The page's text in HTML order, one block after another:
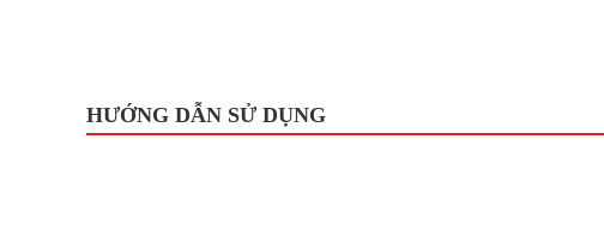
HƯỚNG DẪN SỬ DỤNG